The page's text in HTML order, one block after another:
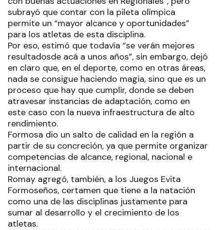
subrayó que contar con la pileta olímpica
permite un “mayor alcance y oportunidades”
para los atletas de esta disciplina.
Por eso, estimó que todavía “se verán mejores
resultadosde acá a unos años”, sin embargo, dejó
en claro que, en el deporte, como en otras áreas,
nada se consigue haciendo magia, sino que es un
proceso que hay que cumplir, donde se deben
atravesar instancias de adaptación, como en
este caso con la nueva infraestructura de alto
rendimiento.
Formosa dio un salto de calidad en la región a
partir de su concreción, ya que permite organizar
competencias de alcance, regional, nacional e
internacional.
Romay agregó, también, a los Juegos Evita
Formoseños, certamen que tiene a la natación
como una de las disciplinas justamente para
sumar al desarrollo y el crecimiento de los
atletas.